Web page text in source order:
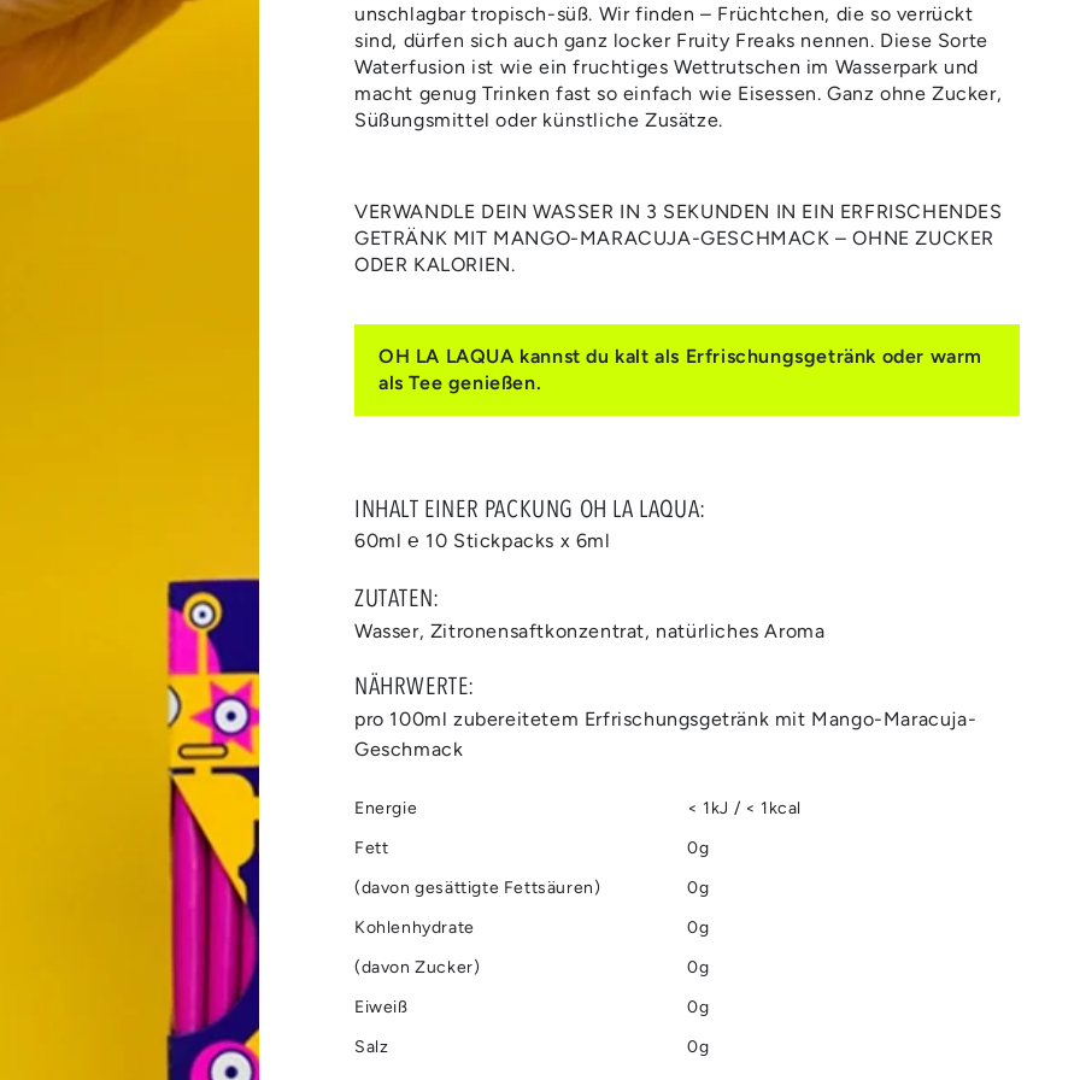
unschlagbar tropisch-süß. Wir finden – Früchtchen, die so verrückt
sind, dürfen sich auch ganz locker Fruity Freaks nennen. Diese Sorte
Waterfusion ist wie ein fruchtiges Wettrutschen im Wasserpark und
macht genug Trinken fast so einfach wie Eisessen. Ganz ohne Zucker,
Süßungsmittel oder künstliche Zusätze.
VERWANDLE DEIN WASSER IN 3 SEKUNDEN IN EIN ERFRISCHENDES
GETRÄNK MIT MANGO-MARACUJA-GESCHMACK – OHNE ZUCKER
ODER KALORIEN.
OH LA LAQUA kannst du kalt als Erfrischungsgetränk oder warm
als Tee genießen.
INHALT EINER PACKUNG OH LA LAQUA:
60ml ℮ 10 Stickpacks x 6ml
ZUTATEN:
Wasser, Zitronensaftkonzentrat, natürliches Aroma
NÄHRWERTE:
pro 100ml zubereitetem Erfrischungsgetränk mit Mango-Maracuja-
Geschmack
Energie
< 1kJ / < 1kcal
Fett
0g
(davon gesättigte Fettsäuren)
0g
Kohlenhydrate
0g
(davon Zucker)
0g
Eiweiß
0g
Salz
0g